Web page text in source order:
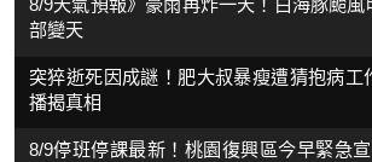
8/9天氣預報》豪雨再炸一天！白海豚颱
部變天
突猝逝死因成謎！肥大叔暴瘦遭猜抱病
播揭真相
8/9停班停課最新！桃園復興區今早緊急